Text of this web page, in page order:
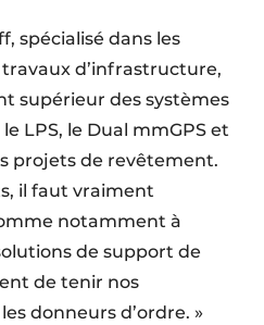
spécialisé dans les
d’infrastructure,
supérieur des systèmes
LPS, le Dual mmGPS et
projets de revêtement.
il faut vraiment
notamment à
de support de
de tenir nos
donneurs d’ordre. »